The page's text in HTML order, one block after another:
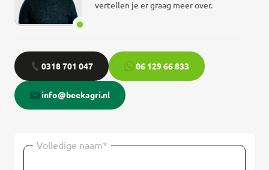
vertellen je er graag meer over.
0318 701 047 06 129 66 833
info@beekagri.nl
Volledige naam*